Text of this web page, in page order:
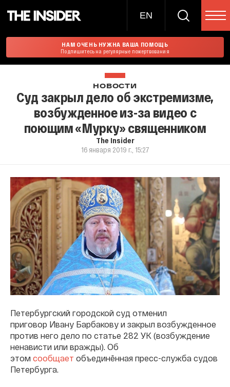
EN
НАМ ОЧЕНЬ НУЖНА ВАША ПОМОЩЬ
Подпишитесь на регулярные пожертвования
НОВОСТИ
Суд закрыл дело об экстремизме,
возбужденное из-за видео с
поющим «Мурку» священником
The Insider
16 января 2019 г., 15:27
Петербургский городской суд отменил
приговор Ивану Барбакову и закрыл возбужденное
против него дело по статье 282 УК (возбуждение
ненависти или вражды). Об
этом сообщает объединённая пресс-служба судов
Петербурга.